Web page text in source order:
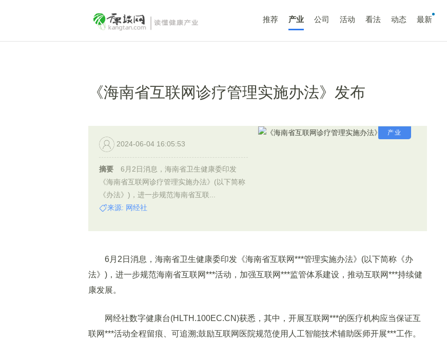
推荐 产业 公司 活动 看法 动态 最新
《海南省互联网诊疗管理实施办法》发布
产业
2024-06-04 16:05:53
摘要
6月2日消息，海南省卫生健康委印发
《海南省互联网诊疗管理实施办法》(以下简称
《办法》)，进一步规范海南省互联...
来源: 网经社
6月2日消息，海南省卫生健康委印发《海南省互联网***管理实施办法》(以下简称《办
法》)，进一步规范海南省互联网***活动，加强互联网***监管体系建设，推动互联网***持续健
康发展。
网经社数字健康台(HLTH.100EC.CN)获悉，其中，开展互联网***的医疗机构应当保证互
联网***活动全程留痕、可追溯;鼓励互联网医院规范使用人工智能技术辅助医师开展***工作。